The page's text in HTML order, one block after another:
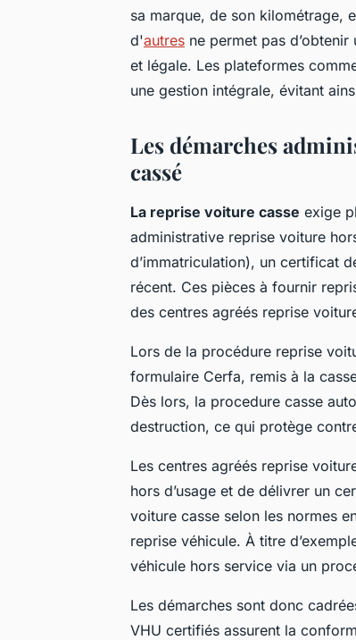
sa marque, de son kilométrage,
d'autres ne permet pas
et légale. Les plateformes
une gestion intégrale, évitant
Les démarches
cassé
La reprise voiture casse exige
administrative reprise voiture
d’immatriculation), un certificat
récent. Ces pièces à fournir
des centres agréés reprise
Lors de la procédure reprise
formulaire Cerfa, remis à la
Dès lors, la procedure casse
destruction, ce qui protège
Les centres agréés reprise
hors d’usage et de délivrer un
voiture casse selon les normes
reprise véhicule. À titre
véhicule hors service via un
Les démarches sont donc
VHU certifiés assurent la